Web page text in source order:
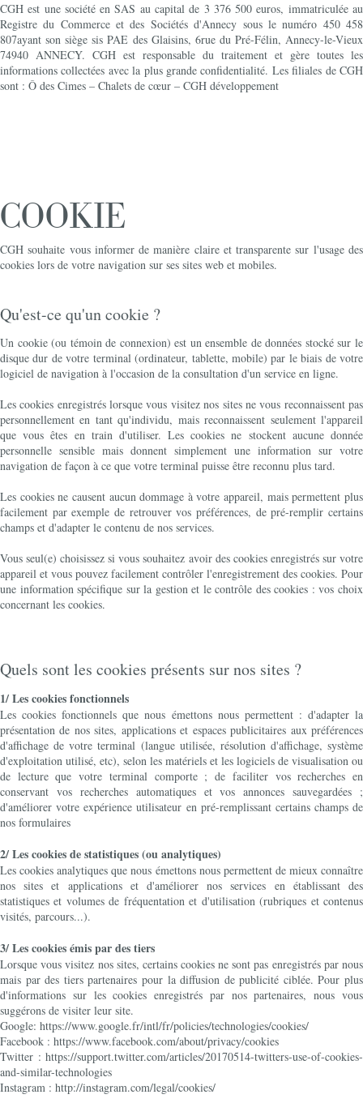
CGH est une société en SAS au capital de 3 376 500 euros, immatriculée au
Registre du Commerce et des Sociétés d'Annecy sous le numéro 450 458
807ayant son siège sis PAE des Glaisins, 6rue du Pré-Félin, Annecy-le-Vieux
74940 ANNECY. CGH est responsable du traitement et gère toutes les
informations collectées avec la plus grande confidentialité. Les filiales de CGH
sont : Ô des Cimes – Chalets de cœur – CGH développement
COOKIE
CGH souhaite vous informer de manière claire et transparente sur l'usage des
cookies lors de votre navigation sur ses sites web et mobiles.
Qu'est-ce qu'un cookie ?
Un cookie (ou témoin de connexion) est un ensemble de données stocké sur le
disque dur de votre terminal (ordinateur, tablette, mobile) par le biais de votre
logiciel de navigation à l'occasion de la consultation d'un service en ligne.
Les cookies enregistrés lorsque vous visitez nos sites ne vous reconnaissent pas
personnellement en tant qu'individu, mais reconnaissent seulement l'appareil
que vous êtes en train d'utiliser. Les cookies ne stockent aucune donnée
personnelle sensible mais donnent simplement une information sur votre
navigation de façon à ce que votre terminal puisse être reconnu plus tard.
Les cookies ne causent aucun dommage à votre appareil, mais permettent plus
facilement par exemple de retrouver vos préférences, de pré-remplir certains
champs et d'adapter le contenu de nos services.
Vous seul(e) choisissez si vous souhaitez avoir des cookies enregistrés sur votre
appareil et vous pouvez facilement contrôler l'enregistrement des cookies. Pour
une information spécifique sur la gestion et le contrôle des cookies : vos choix
concernant les cookies.
Quels sont les cookies présents sur nos sites ?
1/ Les cookies fonctionnels
Les cookies fonctionnels que nous émettons nous permettent : d'adapter la
présentation de nos sites, applications et espaces publicitaires aux préférences
d'affichage de votre terminal (langue utilisée, résolution d'affichage, système
d'exploitation utilisé, etc), selon les matériels et les logiciels de visualisation ou
de lecture que votre terminal comporte ; de faciliter vos recherches en
conservant vos recherches automatiques et vos annonces sauvegardées ;
d'améliorer votre expérience utilisateur en pré-remplissant certains champs de
nos formulaires
2/ Les cookies de statistiques (ou analytiques)
Les cookies analytiques que nous émettons nous permettent de mieux connaître
nos sites et applications et d'améliorer nos services en établissant des
statistiques et volumes de fréquentation et d'utilisation (rubriques et contenus
visités, parcours...).
3/ Les cookies émis par des tiers
Lorsque vous visitez nos sites, certains cookies ne sont pas enregistrés par nous
mais par des tiers partenaires pour la diffusion de publicité ciblée. Pour plus
d'informations sur les cookies enregistrés par nos partenaires, nous vous
suggérons de visiter leur site.
Google: https://www.google.fr/intl/fr/policies/technologies/cookies/
Facebook : https://www.facebook.com/about/privacy/cookies
Twitter : https://support.twitter.com/articles/20170514-twitters-use-of-cookies-
and-similar-technologies
Instagram : http://instagram.com/legal/cookies/